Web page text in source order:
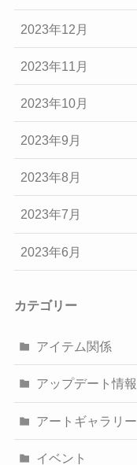
2023年12月
2023年11月
2023年10月
2023年9月
2023年8月
2023年7月
2023年6月
カテゴリー
アイテム関係
アップデート情報
アートギャラリー
イベント